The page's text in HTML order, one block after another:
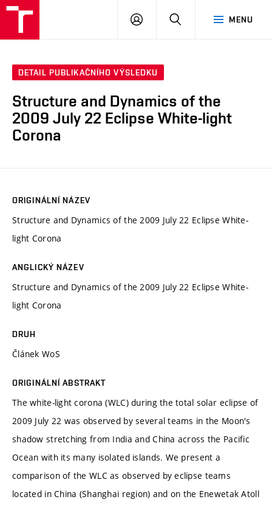
MENU
PŘIHLÁSIT
DETAIL PUBLIKAČNÍHO VÝSLEDKU
Structure and Dynamics of the
2009 July 22 Eclipse White-light
Corona
ORIGINÁLNÍ NÁZEV
Structure and Dynamics of the 2009 July 22 Eclipse White-
light Corona
ANGLICKÝ NÁZEV
Structure and Dynamics of the 2009 July 22 Eclipse White-
light Corona
DRUH
Článek WoS
ORIGINÁLNÍ ABSTRAKT
The white-light corona (WLC) during the total solar eclipse of
2009 July 22 was observed by several teams in the Moon's
shadow stretching from India and China across the Pacific
Ocean with its many isolated islands. We present a
comparison of the WLC as observed by eclipse teams
located in China (Shanghai region) and on the Enewetak Atoll